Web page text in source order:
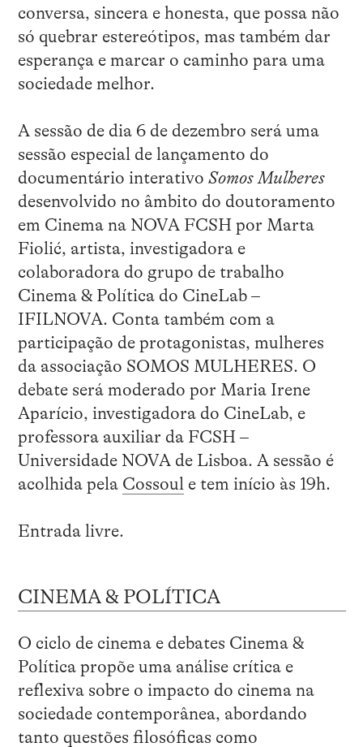
conversa, sincera e honesta, que possa não
só quebrar estereótipos, mas também dar
esperança e marcar o caminho para uma
sociedade melhor.
A sessão de dia 6 de dezembro será uma
sessão especial de lançamento do
documentário interativo Somos Mulheres
desenvolvido no âmbito do doutoramento
em Cinema na NOVA FCSH por Marta
Fiolić, artista, investigadora e
colaboradora do grupo de trabalho
Cinema & Política do CineLab –
IFILNOVA. Conta também com a
participação de protagonistas, mulheres
da associação SOMOS MULHERES. O
debate será moderado por Maria Irene
Aparício, investigadora do CineLab, e
professora auxiliar da FCSH –
Universidade NOVA de Lisboa. A sessão é
acolhida pela Cossoul e tem início às 19h.
Entrada livre.
CINEMA & POLÍTICA
O ciclo de cinema e debates Cinema &
Política propõe uma análise crítica e
reflexiva sobre o impacto do cinema na
sociedade contemporânea, abordando
tanto questões filosóficas como